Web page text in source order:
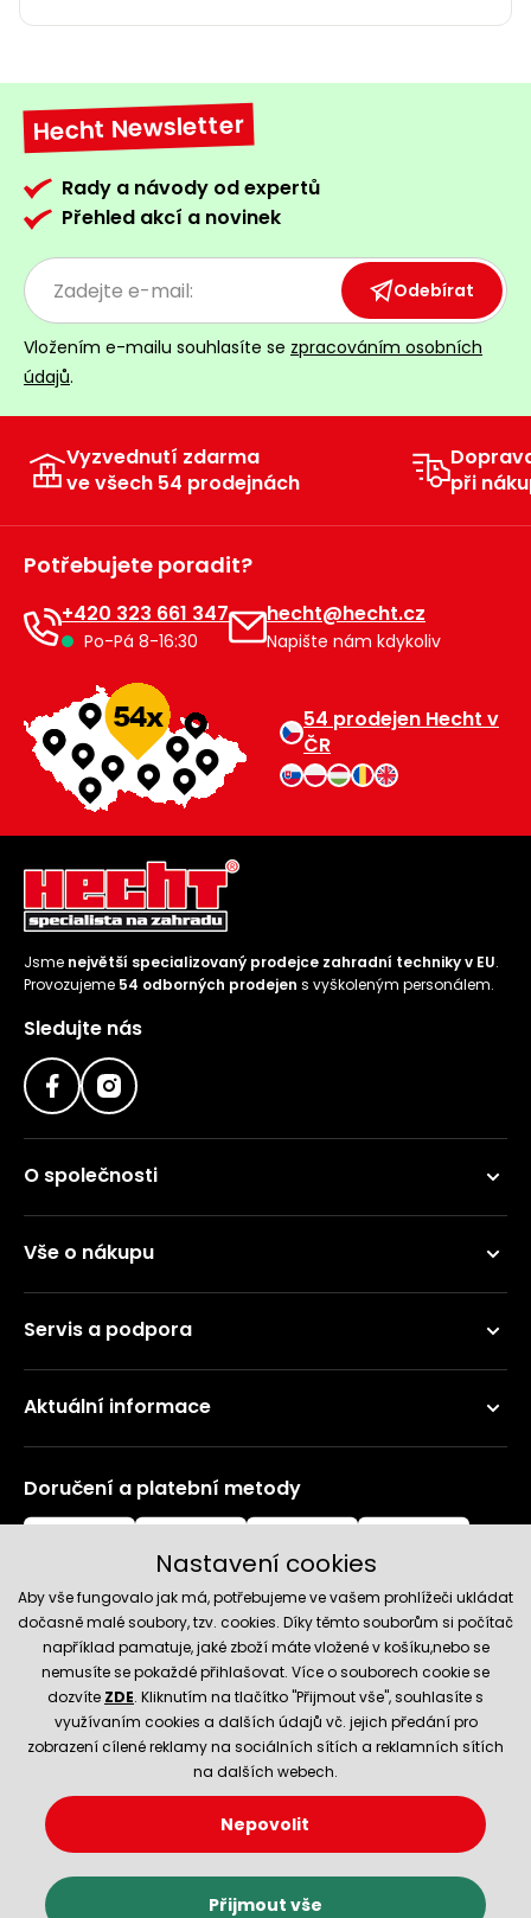
Hecht Newsletter
Rady a návody od expertů
Přehled akcí a novinek
Odebírat
Vložením e-mailu souhlasíte se zpracováním osobních
údajů.
Vyzvednutí zdarma
ve všech 54 prodejnách
při
Potřebujete poradit?
+420 323 661 347
Po-Pá 8-16:30
hecht@hecht.cz
Napište nám kdykoliv
54 prodejen Hecht v
ČR
Jsme největší specializovaný prodejce zahradní techniky v EU.
Provozujeme 54 odborných prodejen s vyškoleným personálem.
Sledujte nás
O společnosti
Vše o nákupu
Servis a podpora
Aktuální informace
Doručení a platební metody
Spolehlivý obchod
© 2026 Hecht.cz
Nastavení cookies
Obchodní podmínky
Nastavení cookies
Aby vše fungovalo jak má, potřebujeme ve vašem prohlížeči ukládat
dočasně malé soubory, tzv. cookies. Díky těmto souborům si počítač
například pamatuje, jaké zboží máte vložené v košíku,nebo se
nemusíte se pokaždé přihlašovat. Více o souborech cookie se
dozvíte ZDE. Kliknutím na tlačítko "Přijmout vše", souhlasíte s
využívaním cookies a dalších údajů vč. jejich předání pro
zobrazení cílené reklamy na sociálních sítích a reklamních sítích
na dalších webech.
Nepovolit
Přijmout vše